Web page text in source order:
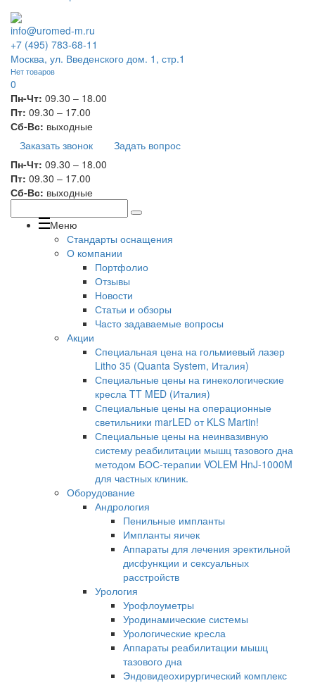
info@uromed-m.ru
+7 (495) 783-68-11
Москва, ул. Введенского дом. 1, стр.1
Нет товаров
0
Пн-Чт: 09.30 – 18.00
Пт: 09.30 – 17.00
Сб-Вс: выходные
Заказать звонок
Задать вопрос
Пн-Чт: 09.30 – 18.00
Пт: 09.30 – 17.00
Сб-Вс: выходные
Меню
Стандарты оснащения
О компании
Портфолио
Отзывы
Новости
Статьи и обзоры
Часто задаваемые вопросы
Акции
Специальная цена на гольмиевый лазер
Litho 35 (Quanta System, Италия)
Специальные цены на гинекологические
кресла TT MED (Италия)
Специальные цены на операционные
светильники marLED от KLS Martin!
Специальные цены на неинвазивную
систему реабилитации мышц тазового дна
методом БОС-терапии VOLEM HnJ-1000M
для частных клиник.
Оборудование
Андрология
Пенильные импланты
Импланты яичек
Аппараты для лечения эректильной
дисфункции и сексуальных
расстройств
Урология
Урофлоуметры
Уродинамические системы
Урологические кресла
Аппараты реабилитации мышц
тазового дна
Эндовидеохирургический комплекс